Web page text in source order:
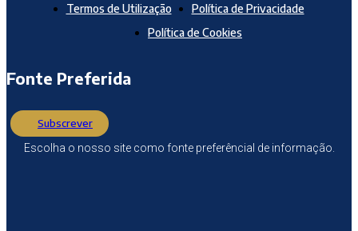
Termos de Utilização
Política de Privacidade
Política de Cookies
Fonte Preferida
Subscrever
Escolha o nosso site como fonte preferêncial de informação.